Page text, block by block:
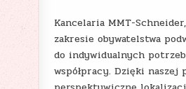
Kancelaria MMT-
zakresie obywatelstwa
do indywidualnych
współpracy. Dzięki